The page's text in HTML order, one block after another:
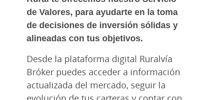
de Valores, para ayudarte en la toma
de decisiones de inversión sólidas y
alineadas con tus objetivos.
Desde la plataforma digital Ruralvía
Bróker puedes acceder a información
actualizada del mercado, seguir la